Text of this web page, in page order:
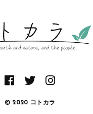
© 2020 コトカラ